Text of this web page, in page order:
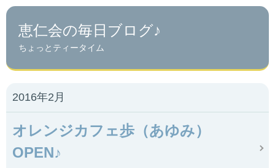
恵仁会の毎日ブログ♪
ちょっとティータイム
2016年2月
オレンジカフェ歩（あゆみ）
OPEN♪